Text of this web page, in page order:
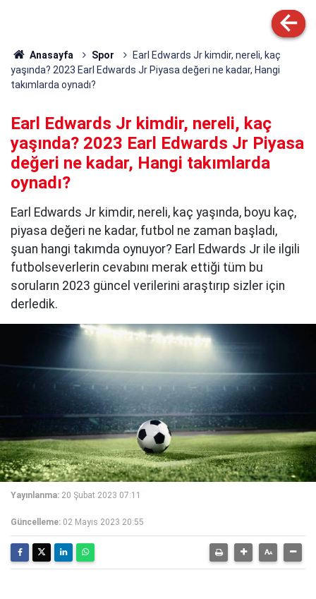
Anasayfa Spor
Earl Edwards Jr kimdir, nereli, kaç
yaşında? 2023 Earl Edwards Jr Piyasa değeri ne kadar, Hangi
takımlarda oynadı?
Earl Edwards Jr kimdir, nereli, kaç
yaşında? 2023 Earl Edwards Jr Piyasa
değeri ne kadar, Hangi takımlarda
oynadı?
Earl Edwards Jr kimdir, nereli, kaç yaşında, boyu kaç,
piyasa değeri ne kadar, futbol ne zaman başladı,
şuan hangi takımda oynuyor? Earl Edwards Jr ile ilgili
futbolseverlerin cevabını merak ettiği tüm bu
soruların 2023 güncel verilerini araştırıp sizler için
derledik.
Yayınlanma: 20 Şubat 2023 07:11
Güncelleme: 02 Mayıs 2023 20:55